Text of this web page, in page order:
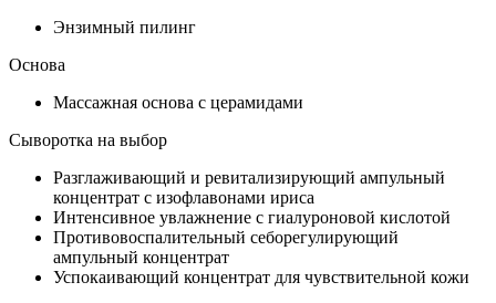
Энзимный пилинг
Основа
Массажная основа с церамидами
Сыворотка на выбор
Разглаживающий и ревитализирующий ампульный
концентрат с изофлавонами ириса
Интенсивное увлажнение с гиалуроновой кислотой
Противовоспалительный себорегулирующий
ампульный концентрат
Успокаивающий концентрат для чувствительной кожи